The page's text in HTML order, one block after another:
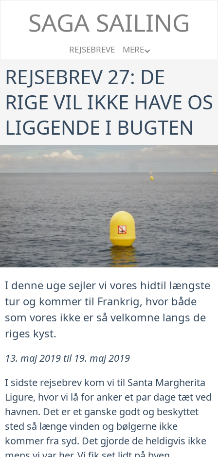
SAGA SAILING
REJSEBREVE MERE
REJSEBREV 27: DE
RIGE VIL IKKE HAVE OS
LIGGENDE I BUGTEN
I denne uge sejler vi vores hidtil længste
tur og kommer til Frankrig, hvor både
som vores ikke er så velkomne langs de
riges kyst.
13. maj 2019 til 19. maj 2019
I sidste rejsebrev kom vi til Santa Margherita
Ligure, hvor vi lå for anker et par dage tæt ved
havnen. Det er et ganske godt og beskyttet
sted så længe vinden og bølgerne ikke
kommer fra syd. Det gjorde de heldigvis ikke